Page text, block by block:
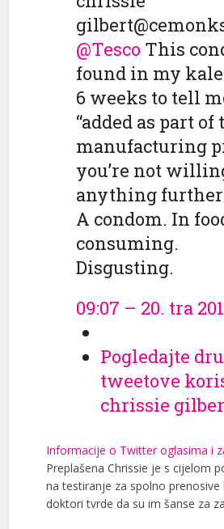
gilbert
@Tesco This
found in my
6 weeks to tell
“added as part of
manufacturing
you’re not
anything
A condom. In
consuming.
Disgusting.
09:07 – 20. tra
Pogledajte
tweetove
chrissie
Informacije o Twitter oglasima i
Preplašena Chrissie je s cijelom
na testiranje za spolno prenosive
doktori tvrde da su im šanse za